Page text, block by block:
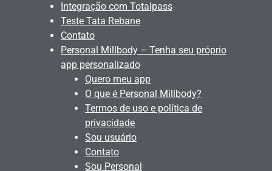
Integração com Totalpass
Teste Tata Rebane
Contato
Personal Millbody – Tenha seu próprio
app personalizado
Quero meu app
O que é Personal Millbody?
Termos de uso e política de
privacidade
Sou usuário
Contato
Sou Personal